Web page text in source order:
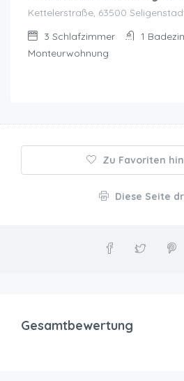
Kettelerstraße, 63500
3 Schlafzimmer 1
Monteurwohnung
Zu Favoriten
Diese Seite
Gesamtbewertung